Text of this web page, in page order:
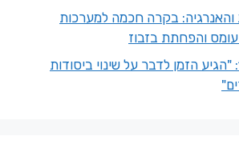
והאנרגיה: בקרה חכמה למערכות
עומס והפחתת בזבוז
אריאל מליק בניוז1: "הגיע הזמן לדבר על שינוי ביסודות